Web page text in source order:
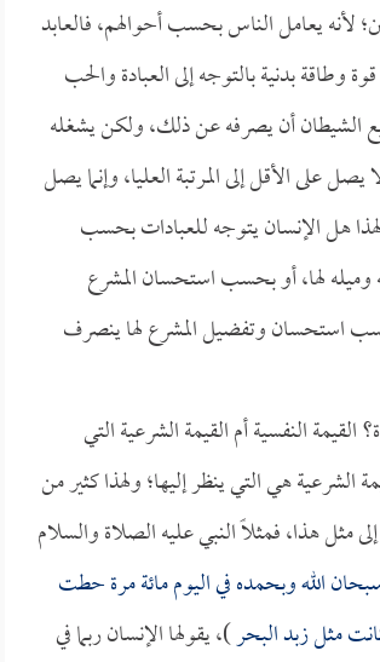
لأنه يعامل الناس بحسب أحوالهم، فالعابد
وطاقة بدنية بالتوجه إلى العبادة والحب
الشيطان أن يصرفه عن ذلك، ولكن يشغله
على الأقل إلى المرتبة العليا، وإنما يصل
هل الإنسان يتوجه للعبادات بحسب
لها، أو بحسب استحسان المشرع
استحسان وتفضيل المشرع لها ينصرف
القيمة النفسية أم القيمة الشرعية التي
الشرعية هي التي ينظر إليها؛ ولهذا كثير من
مثل هذا، فمثلاً النبي عليه الصلاة والسلام
الله وبحمده في اليوم مائة مرة حطت
مثل زبد البحر)، يقولها الإنسان ربما في